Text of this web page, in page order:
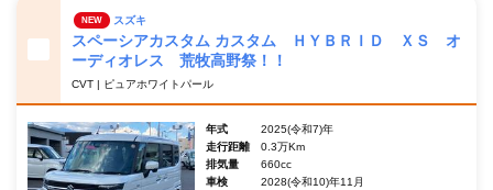
NEW スズキ
スペーシアカスタム カスタム ＨＹＢＲＩＤ ＸＳ オ
ーディオレス 荒牧高野祭！！
CVT | ピュアホワイトパール
年式
2025(令和7)年
走行距離
0.3万Km
排気量
660cc
車検
2028(令和10)年11月